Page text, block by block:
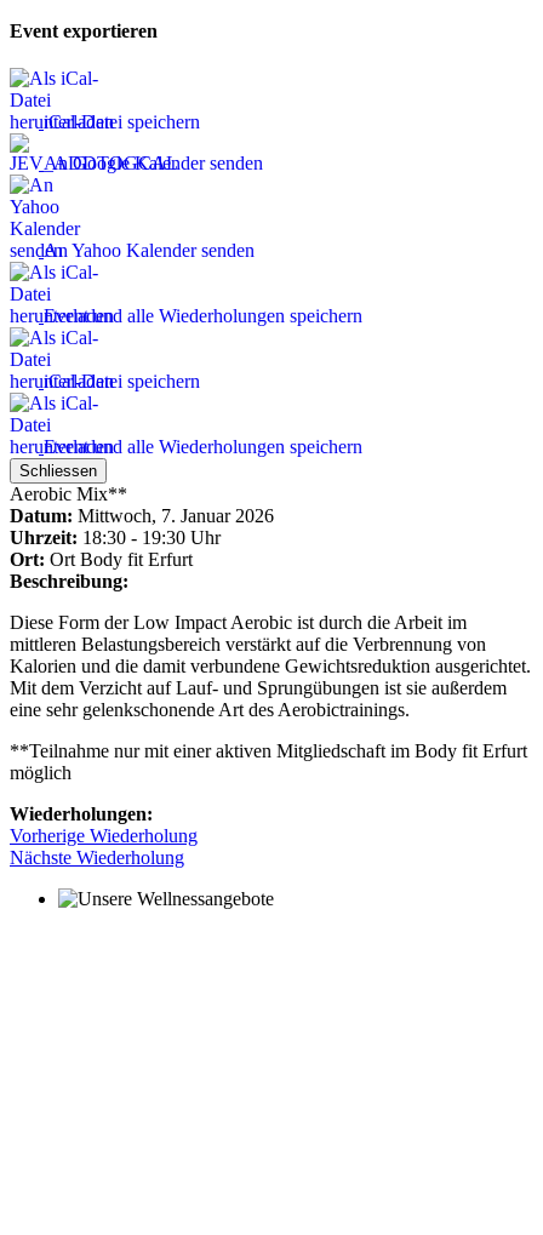
Event exportieren
iCal-Datei speichern
An Google Kalender senden
An Yahoo Kalender senden
Event und alle Wiederholungen speichern
iCal-Datei speichern
Event und alle Wiederholungen speichern
Schliessen
Aerobic Mix**
Datum: Mittwoch, 7. Januar 2026
Uhrzeit: 18:30 - 19:30 Uhr
Ort: Ort Body fit Erfurt
Beschreibung:
Diese Form der Low Impact Aerobic ist durch die Arbeit im
mittleren Belastungsbereich verstärkt auf die Verbrennung von
Kalorien und die damit verbundene Gewichtsreduktion ausgerichtet.
Mit dem Verzicht auf Lauf- und Sprungübungen ist sie außerdem
eine sehr gelenkschonende Art des Aerobictrainings.
**Teilnahme nur mit einer aktiven Mitgliedschaft im Body fit Erfurt
möglich
Wiederholungen:
Vorherige Wiederholung
Nächste Wiederholung